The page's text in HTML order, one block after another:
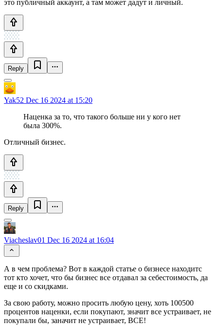
это публичный аккаунт, а там может дадут и личный.
Reply
Yak52 Dec 16 2024 at 15:20
Наценка за то, что такого больше ни у кого нет
была 300%.
Отличный бизнес.
Reply
Viacheslav01 Dec 16 2024 at 16:04
А в чем проблема? Вот в каждой статье о бизнесе находитс
тот кто хочет, что бы бизнес все отдавал за себестоимость, да
еще и со скидками.
За свою работу, можно просить любую цену, хоть 100500
процентов наценки, если покупают, значит все устраивает, не
покупали бы, заначит не устраивает, ВСЕ!